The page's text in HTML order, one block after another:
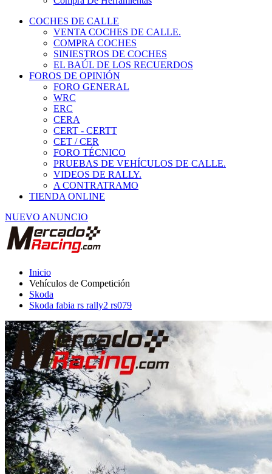
COCHES DE CALLE
VENTA COCHES DE CALLE.
COMPRA COCHES
SINIESTROS DE COCHES
EL BAÚL DE LOS RECUERDOS
FOROS DE OPINIÓN
FORO GENERAL
WRC
ERC
CERA
CERT - CERTT
CET / CER
FORO TÉCNICO
PRUEBAS DE VEHÍCULOS DE CALLE.
VIDEOS DE RALLY.
A CONTRATRAMO
TIENDA ONLINE
NUEVO ANUNCIO
Vehículos de Competición
Skoda
Skoda fabia rs rally2 rs079